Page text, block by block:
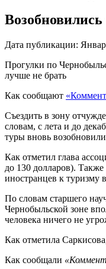
Дата публикации:
Прогулки по
лучше не брать
Как сообщают
Съездить в зону
словам, с лета и до
туры вновь
Как отметил глава
до 130 долларов).
иностранцев к туризму
По словам старшего
Чернобыльской зоне
человека ничего не
Как отметила
Как сообщали